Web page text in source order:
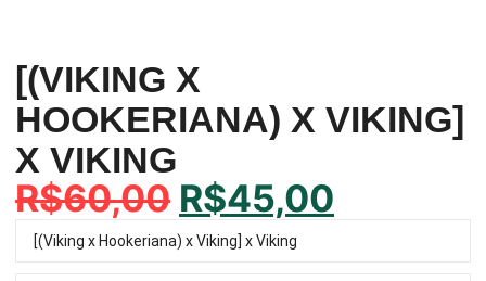
[(VIKING X
HOOKERIANA) X VIKING]
X VIKING
R$60,00 R$45,00